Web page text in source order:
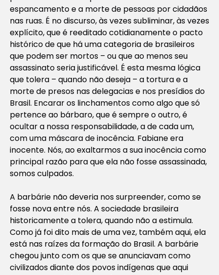
espancamento e a morte de pessoas por cidadãos
nas ruas. É no discurso, às vezes subliminar, às vezes
explícito, que é reeditado cotidianamente o pacto
histórico de que há uma categoria de brasileiros
que podem ser mortos – ou que ao menos seu
assassinato seria justificável. É esta mesma lógica
que tolera – quando não deseja – a tortura e a
morte de presos nas delegacias e nos presídios do
Brasil. Encarar os linchamentos como algo que só
pertence ao bárbaro, que é sempre o outro, é
ocultar a nossa responsabilidade, a de cada um,
com uma máscara de inocência. Fabiane era
inocente. Nós, ao exaltarmos a sua inocência como
principal razão para que ela não fosse assassinada,
somos culpados.
A barbárie não deveria nos surpreender, como se
fosse nova entre nós. A sociedade brasileira
historicamente a tolera, quando não a estimula.
Como já foi dito mais de uma vez, também aqui, ela
está nas raízes da formação do Brasil. A barbárie
chegou junto com os que se anunciavam como
civilizados diante dos povos indígenas que aqui